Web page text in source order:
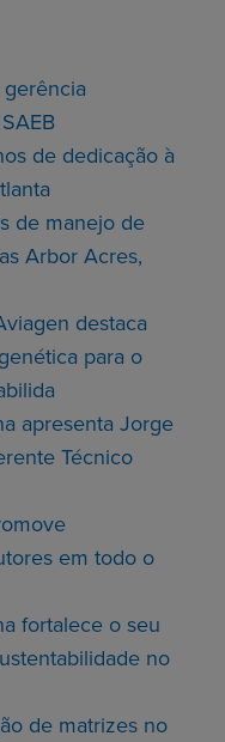
de dedicação à
de manejo de
Arbor Acres,
destaca
para o
apresenta Jorge
Técnico
em todo o
fortalece o seu
no
de matrizes no